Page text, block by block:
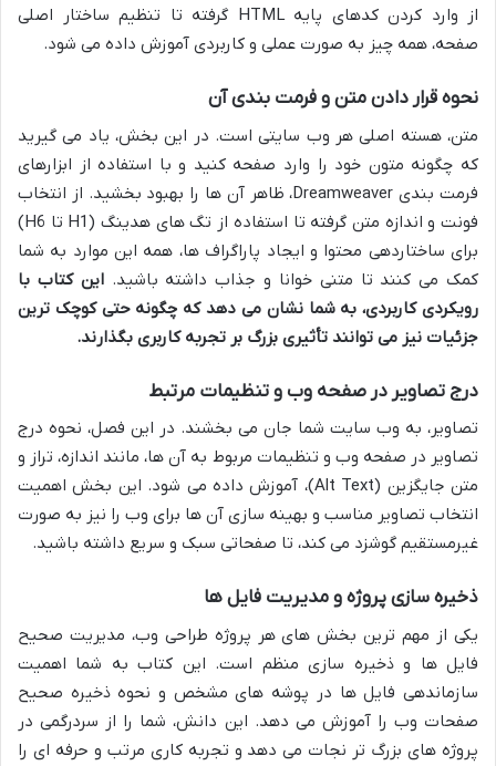
از وارد کردن کدهای پایه HTML گرفته تا تنظیم ساختار اصلی
صفحه، همه چیز به صورت عملی و کاربردی آموزش داده می شود.
نحوه قرار دادن متن و فرمت بندی آن
متن، هسته اصلی هر وب سایتی است. در این بخش، یاد می گیرید
که چگونه متون خود را وارد صفحه کنید و با استفاده از ابزارهای
فرمت بندی Dreamweaver، ظاهر آن ها را بهبود بخشید. از انتخاب
فونت و اندازه متن گرفته تا استفاده از تگ های هدینگ (H1 تا H6)
برای ساختاردهی محتوا و ایجاد پاراگراف ها، همه این موارد به شما
کمک می کنند تا متنی خوانا و جذاب داشته باشید.این کتاب با
رویکردی کاربردی، به شما نشان می دهد که چگونه حتی کوچک ترین
جزئیات نیز می توانند تأثیری بزرگ بر تجربه کاربری بگذارند.
درج تصاویر در صفحه وب و تنظیمات مرتبط
تصاویر، به وب سایت شما جان می بخشند. در این فصل، نحوه درج
تصاویر در صفحه وب و تنظیمات مربوط به آن ها، مانند اندازه، تراز و
متن جایگزین (Alt Text)، آموزش داده می شود. این بخش اهمیت
انتخاب تصاویر مناسب و بهینه سازی آن ها برای وب را نیز به صورت
غیرمستقیم گوشزد می کند، تا صفحاتی سبک و سریع داشته باشید.
ذخیره سازی پروژه و مدیریت فایل ها
یکی از مهم ترین بخش های هر پروژه طراحی وب، مدیریت صحیح
فایل ها و ذخیره سازی منظم است. این کتاب به شما اهمیت
سازماندهی فایل ها در پوشه های مشخص و نحوه ذخیره صحیح
صفحات وب را آموزش می دهد. این دانش، شما را از سردرگمی در
پروژه های بزرگ تر نجات می دهد و تجربه کاری مرتب و حرفه ای را